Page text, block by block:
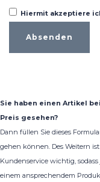
Hiermit akzeptiere
Sie haben einen Artikel
Preis gesehen?
Dann füllen Sie dieses
gehen können. Des Weitern
Kundenservice wichtig,
einem ansprechendem